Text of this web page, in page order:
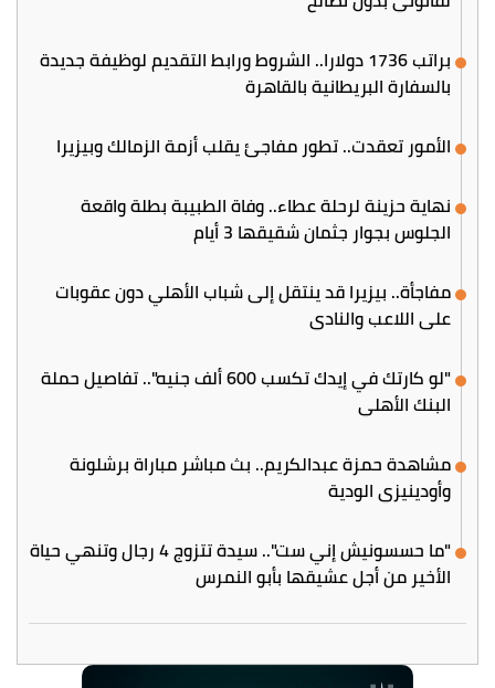
براتب 1736 دولارا.. الشروط ورابط التقديم لوظيفة جديدة
بالسفارة البريطانية بالقاهرة
الأمور تعقدت.. تطور مفاجئ يقلب أزمة الزمالك وبيزيرا
نهاية حزينة لرحلة عطاء.. وفاة الطبيبة بطلة واقعة
الجلوس بجوار جثمان شقيقها 3 أيام
مفاجأة.. بيزيرا قد ينتقل إلى شباب الأهلي دون عقوبات
على اللاعب والنادي
"لو كارتك في إيدك تكسب 600 ألف جنيه".. تفاصيل حملة
البنك الأهلي
مشاهدة حمزة عبدالكريم.. بث مباشر مباراة برشلونة
وأودينيزي الودية
"ما حسسونيش إني ست".. سيدة تتزوج 4 رجال وتنهي حياة
الأخير من أجل عشيقها بأبو النمرس